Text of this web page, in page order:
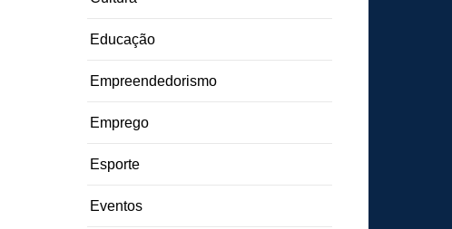
Educação
Empreendedorismo
Emprego
Esporte
Eventos